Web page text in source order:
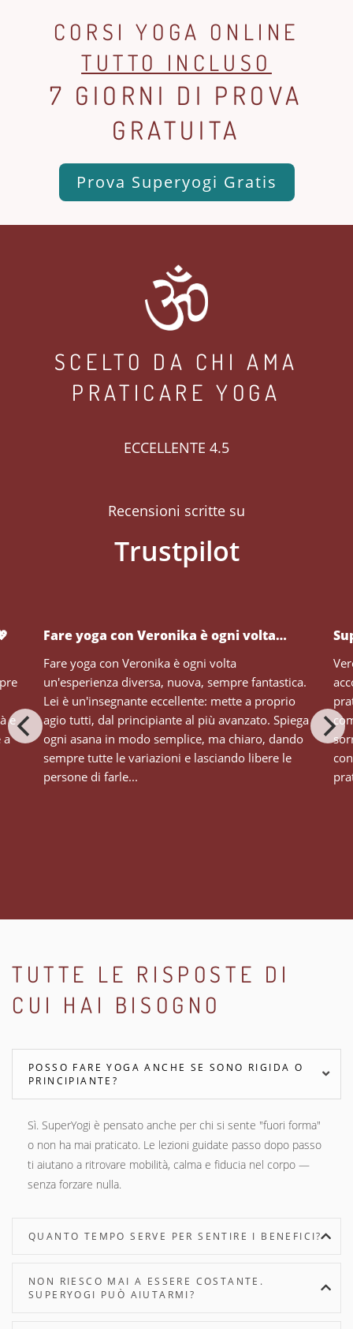
CORSI YOGA ONLINE
TUTTO INCLUSO
7 GIORNI DI PROVA
GRATUITA
Prova Superyogi Gratis
SCELTO DA CHI AMA
PRATICARE YOGA
ECCELLENTE 4.5
Recensioni scritte su
Fare yoga con Veronika è ogni volta…
Fare yoga con Veronika è ogni volta
un'esperienza diversa, nuova, sempre fantastica.
Lei è un'insegnante eccellente: mette a proprio
agio tutti, dal principiante al più avanzato. Spiega
ogni asana in modo semplice, ma chiaro, dando
sempre tutte le variazioni e lasciando libere le
persone di farle...
e
a
TUTTE LE RISPOSTE DI
CUI HAI BISOGNO
POSSO FARE YOGA ANCHE SE SONO RIGIDA O
PRINCIPIANTE?
Sì. SuperYogi è pensato anche per chi si sente "fuori forma"
o non ha mai praticato. Le lezioni guidate passo dopo passo
ti aiutano a ritrovare mobilità, calma e fiducia nel corpo —
senza forzare nulla.
QUANTO TEMPO SERVE PER SENTIRE I BENEFICI?
NON RIESCO MAI A ESSERE COSTANTE.
SUPERYOGI PUÒ AIUTARMI?